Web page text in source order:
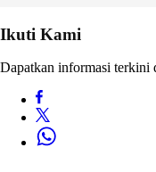
Ikuti Kami
Dapatkan informasi terkini